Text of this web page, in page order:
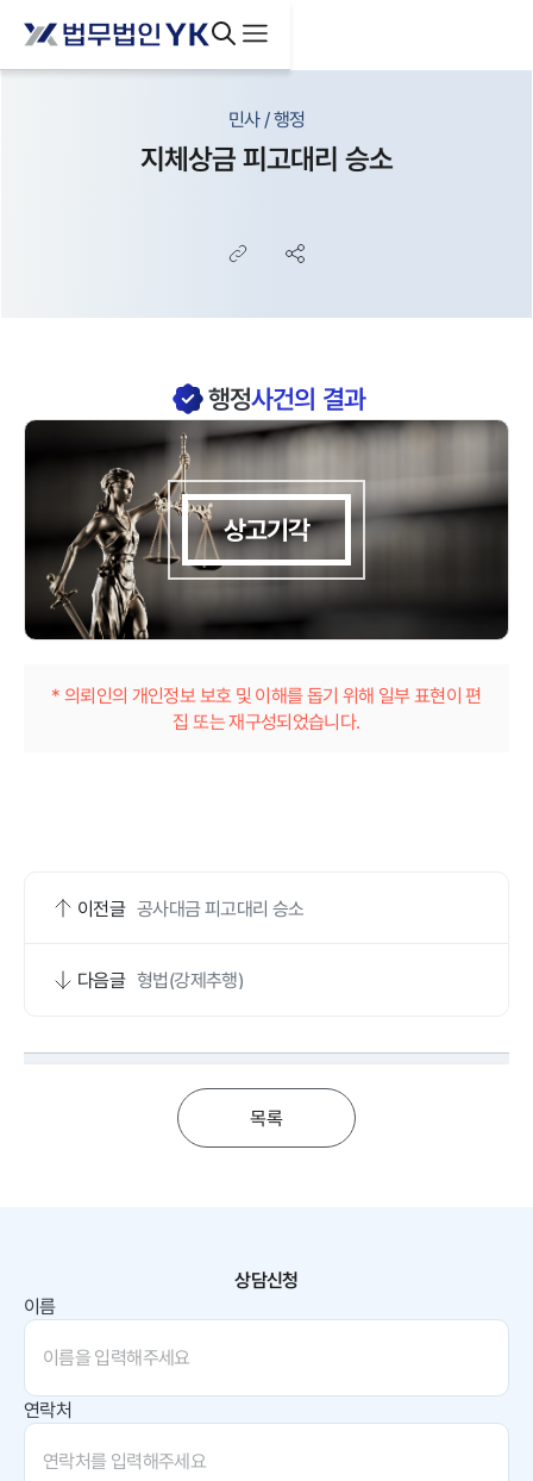
민사 / 행정
지체상금 피고대리 승소
행정사건의 결과
상고기각
* 의뢰인의 개인정보 보호 및 이해를 돕기 위해 일부 표현이 편
집 또는 재구성되었습니다.
이전글 공사대금 피고대리 승소
다음글 형법(강제추행)
목록
상담신청
이름
연락처